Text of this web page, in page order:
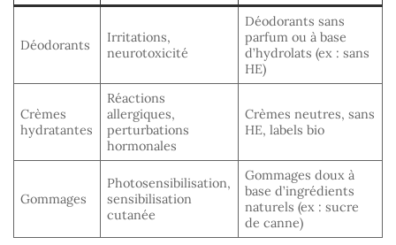
Déodorants
Irritations,
neurotoxicité
Déodorants sans
parfum ou à base
d’hydrolats (ex : sans
HE)
Crèmes
hydratantes
Réactions
allergiques,
perturbations
hormonales
Crèmes neutres, sans
HE, labels bio
Gommages
Photosensibilisation,
sensibilisation
cutanée
Gommages doux à
base d’ingrédients
naturels (ex : sucre
de canne)